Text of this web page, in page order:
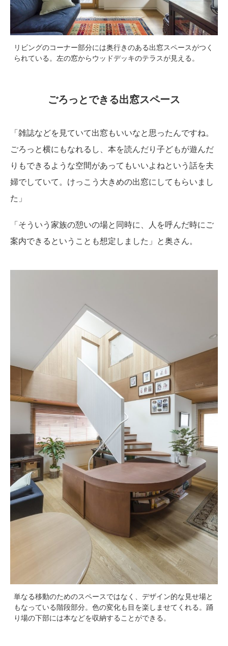
リビングのコーナー部分には奥行きのある出窓スペースがつく
られている。左の窓からウッドデッキのテラスが見える。
ごろっとできる出窓スペース
「雑誌などを見ていて出窓もいいなと思ったんですね。
ごろっと横にもなれるし、本を読んだり子どもが遊んだ
りもできるような空間があってもいいよねという話を夫
婦でしていて。けっこう大きめの出窓にしてもらいまし
た」
「そういう家族の憩いの場と同時に、人を呼んだ時にご
案内できるということも想定しました」と奥さん。
単なる移動のためのスペースではなく、デザイン的な見せ場と
もなっている階段部分。色の変化も目を楽しませてくれる。踊
り場の下部には本などを収納することができる。